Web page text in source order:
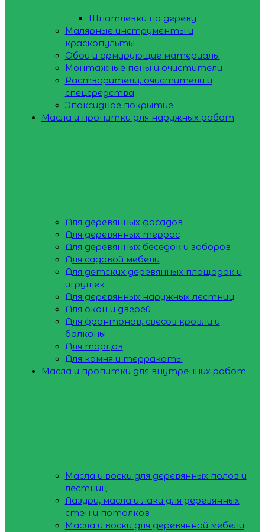
Шпатлевки по дереву
Малярные инструменты и
краскопульты
Обои и армирующие материалы
Монтажные пены и очистители
Растворители, очистители и
спецсредства
Эпоксидное покрытие
Масла и пропитки для наружных работ
Для деревянных фасадов
Для деревянных террас
Для деревянных беседок и заборов
Для садовой мебели
Для детских деревянных площадок и
игрушек
Для деревянных наружных лестниц
Для окон и дверей
Для фронтонов, свесов кровли и
балконы
Для торцов
Для камня и терракоты
Масла и пропитки для внутренних работ
Масла и воски для деревянных полов и
лестниц
Лазури, масла и лаки для деревянных
стен и потолков
Масла и воски для деревянной мебели